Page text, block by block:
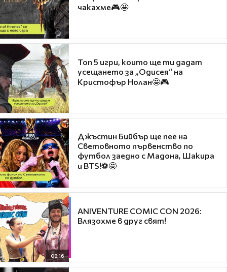
чакахме🎮🤩
Топ 5 игри, които ще ти дадат
усещането за „Одисея“ на
Кристофър Нолан🤩🎮
Джъстин Бийбър ще пее на
Световното първенство по
футбол заедно с Мадона, Шакира
и BTS!⚽🤩
08:16
ANIVENTURE COMIC CON 2026:
Влязохме в друг свят!